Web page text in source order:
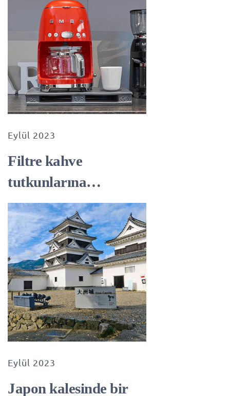
Eylül 2023
Filtre kahve
tutkunlarına…
Eylül 2023
Japon kalesinde bir